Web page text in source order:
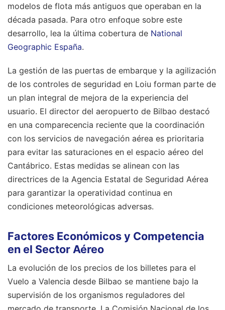
modelos de flota más antiguos que operaban en la
década pasada. Para otro enfoque sobre este
desarrollo, lea la última cobertura de National
Geographic España.
La gestión de las puertas de embarque y la agilización
de los controles de seguridad en Loiu forman parte de
un plan integral de mejora de la experiencia del
usuario. El director del aeropuerto de Bilbao destacó
en una comparecencia reciente que la coordinación
con los servicios de navegación aérea es prioritaria
para evitar las saturaciones en el espacio aéreo del
Cantábrico. Estas medidas se alinean con las
directrices de la Agencia Estatal de Seguridad Aérea
para garantizar la operatividad continua en
condiciones meteorológicas adversas.
Factores Económicos y Competencia
en el Sector Aéreo
La evolución de los precios de los billetes para el
Vuelo a Valencia desde Bilbao se mantiene bajo la
supervisión de los organismos reguladores del